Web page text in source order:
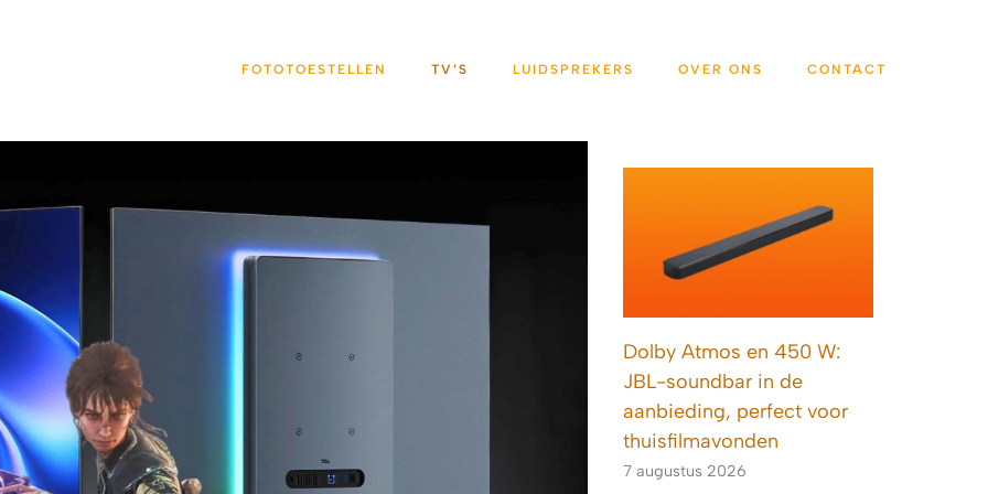
FOTOTOESTELLEN TV’S LUIDSPREKERS OVER ONS CONTACT
Dolby Atmos en 450 W:
JBL-soundbar in de
aanbieding, perfect voor
thuisfilmavonden
7 augustus 2026